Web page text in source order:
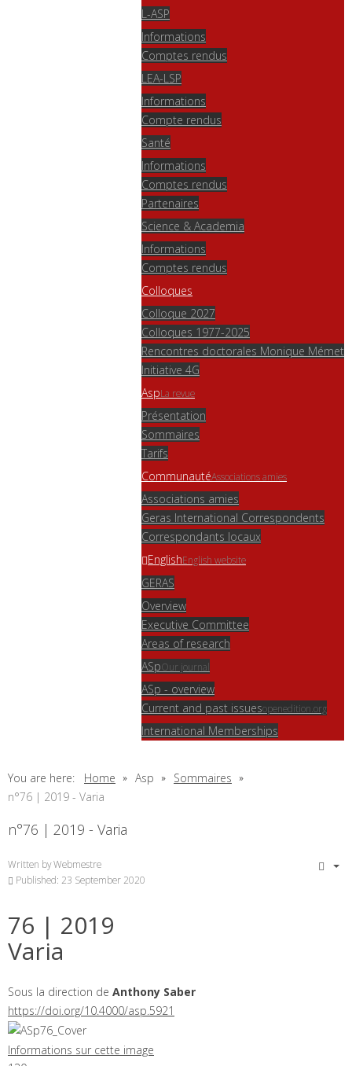
L-ASP
Informations
Comptes rendus
LEA-LSP
Informations
Compte rendus
Santé
Informations
Comptes rendus
Partenaires
Science & Academia
Informations
Comptes rendus
Colloques
Colloque 2027
Colloques 1977-2025
Rencontres doctorales Monique Mémet
Initiative 4G
AspLa revue
Présentation
Sommaires
Tarifs
CommunautéAssociations amies
Associations amies
Geras International Correspondents
Correspondants locaux
EnglishEnglish website
GERAS
Overview
Executive Committee
Areas of research
ASpOur journal
ASp - overview
Current and past issuesopenedition.org
International Memberships
You are here: Home Asp
Sommaires
n°76 | 2019 - Varia
n°76 | 2019 - Varia
Written byWebmestre
Published: 23 September 2020
76 | 2019
Varia
Sous la direction de Anthony Saber
https://doi.org/10.4000/asp.5921
Informations sur cette image